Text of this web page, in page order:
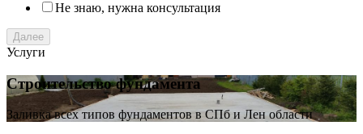
Не знаю, нужна консультация
Далее
Услуги
Строительство фундамента
Заливка всех типов фундаментов в СПб и Лен области